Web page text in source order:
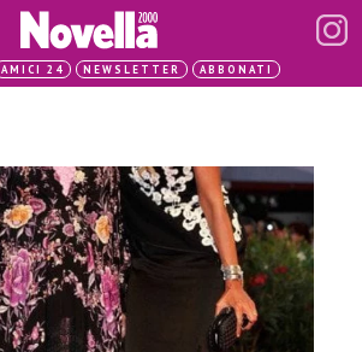
AMICI 24 NEWSLETTER ABBONATI